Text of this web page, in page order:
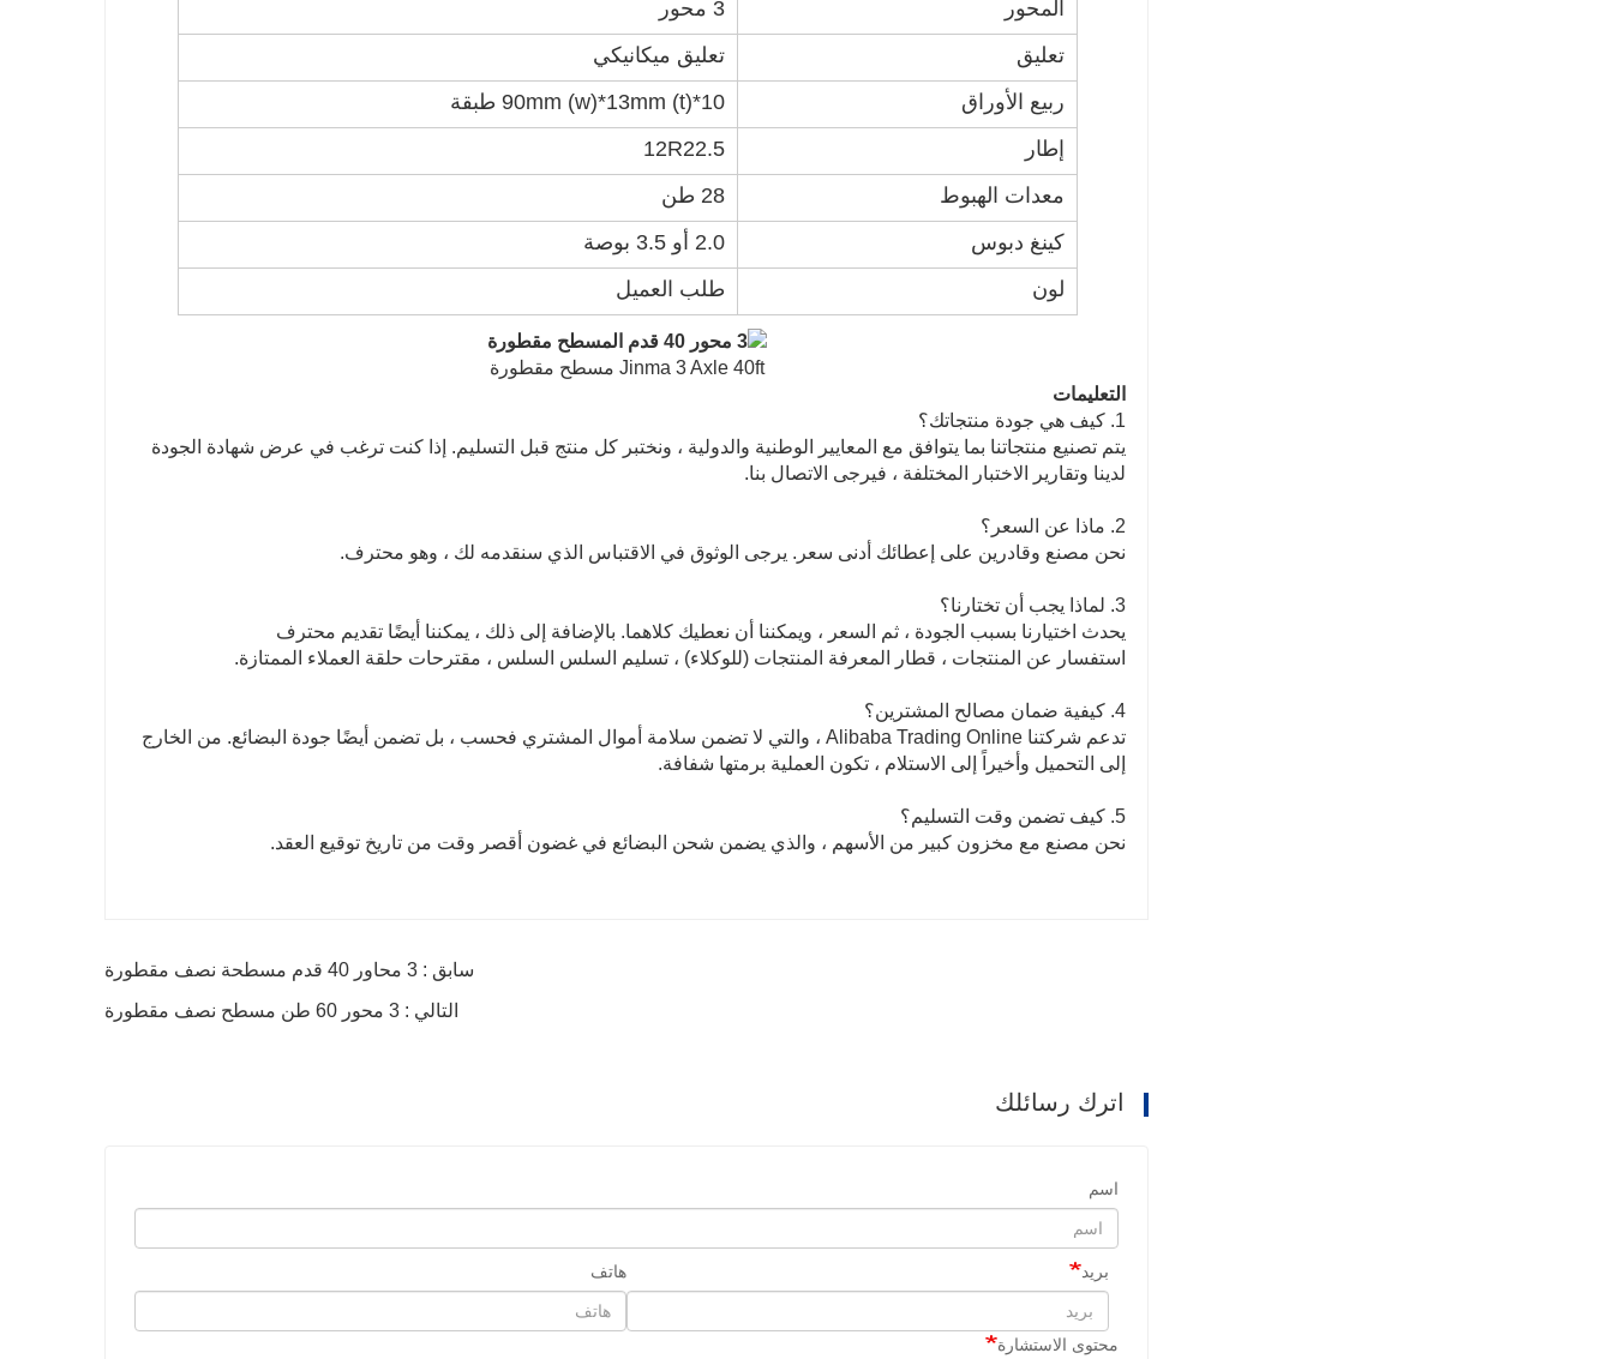
المحور
3 محور
تعليق
تعليق ميكانيكي
ربيع الأوراق
90mm (w)*13mm (t)*10 طبقة
إطار
12R22.5
معدات الهبوط
28 طن
كينغ دبوس
2.0 أو 3.5 بوصة
لون
طلب العميل
Jinma 3 Axle 40ft مسطح مقطورة
التعليمات
1. كيف هي جودة منتجاتك؟
يتم تصنيع منتجاتنا بما يتوافق مع المعايير الوطنية والدولية ، ونختبر كل منتج قبل التسليم. إذا كنت ترغب في عرض شهادة الجودة
لدينا وتقارير الاختبار المختلفة ، فيرجى الاتصال بنا.
2. ماذا عن السعر؟
نحن مصنع وقادرين على إعطائك أدنى سعر. يرجى الوثوق في الاقتباس الذي سنقدمه لك ، وهو محترف.
3. لماذا يجب أن تختارنا؟
يحدث اختيارنا بسبب الجودة ، ثم السعر ، ويمكننا أن نعطيك كلاهما. بالإضافة إلى ذلك ، يمكننا أيضًا تقديم محترف
استفسار عن المنتجات ، قطار المعرفة المنتجات (للوكلاء) ، تسليم السلس السلس ، مقترحات حلقة العملاء الممتازة.
4. كيفية ضمان مصالح المشترين؟
تدعم شركتنا Alibaba Trading Online ، والتي لا تضمن سلامة أموال المشتري فحسب ، بل تضمن أيضًا جودة البضائع. من الخارج
إلى التحميل وأخيراً إلى الاستلام ، تكون العملية برمتها شفافة.
5. كيف تضمن وقت التسليم؟
نحن مصنع مع مخزون كبير من الأسهم ، والذي يضمن شحن البضائع في غضون أقصر وقت من تاريخ توقيع العقد.
سابق : 3 محاور 40 قدم مسطحة نصف مقطورة
التالي : 3 محور 60 طن مسطح نصف مقطورة
اترك رسائلك
اسم
بريد هاتف
محتوى الاستشارة